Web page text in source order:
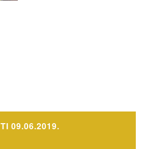
09.06.2019.